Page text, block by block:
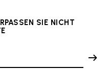
SIE NICHT